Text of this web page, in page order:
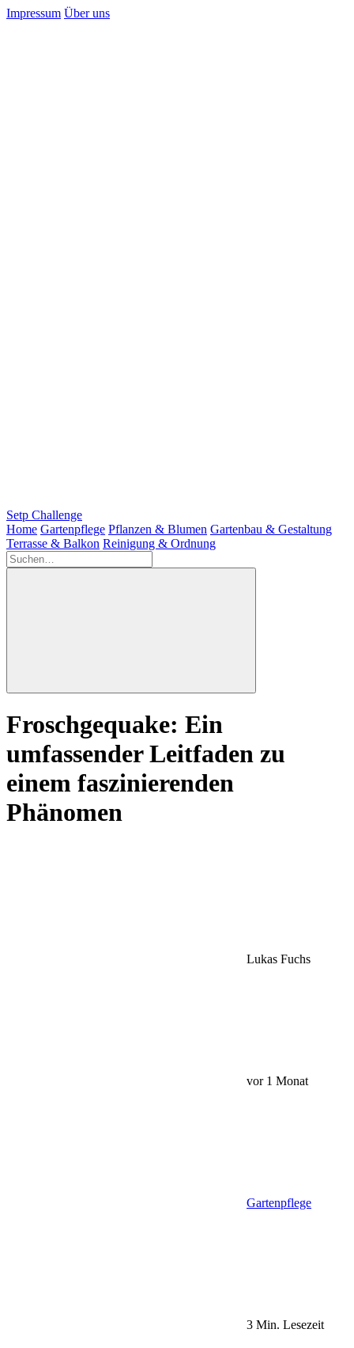
Impressum Über uns
Setp Challenge
Home Gartenpflege Pflanzen & Blumen Gartenbau & Gestaltung
Terrasse & Balkon Reinigung & Ordnung
Froschgequake: Ein
umfassender Leitfaden zu
einem faszinierenden
Phänomen
Lukas Fuchs
vor 1 Monat
Gartenpflege
3 Min. Lesezeit